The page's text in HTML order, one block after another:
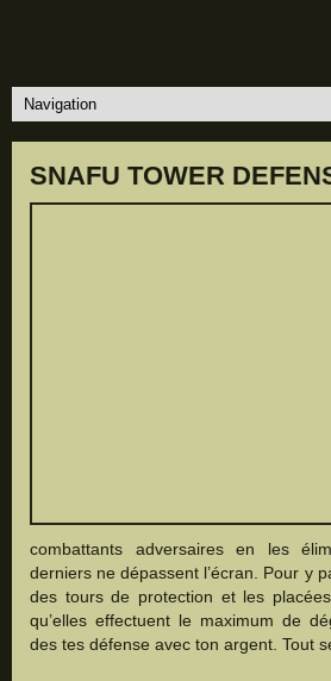
SNAFU TOWER
combattants adversaires en les
derniers ne dépassent l’écran. Pour y
des tours de protection et les
qu’elles effectuent le maximum de
des tes défense avec ton argent. Tout